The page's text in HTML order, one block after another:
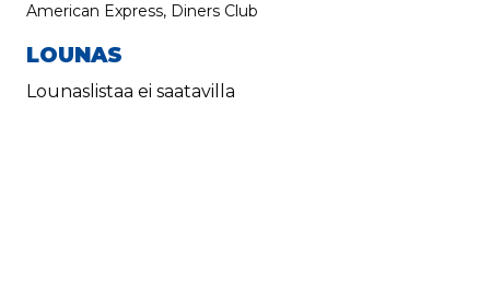
American Express, Diners Club
LOUNAS
Lounaslistaa ei saatavilla